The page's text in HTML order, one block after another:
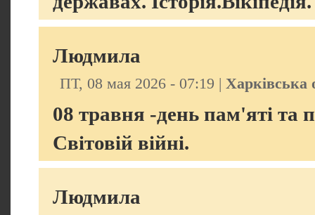
Людмила
ПТ, 08 мая 2026 - 07:19 | Харківська
08 травня -день пам'яті та
Світовій війні.
Людмила